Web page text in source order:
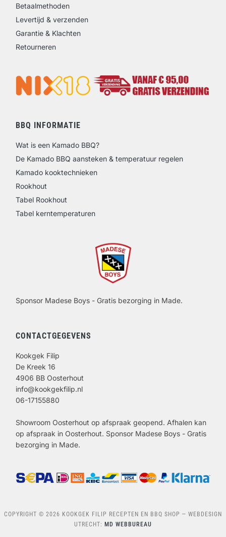
Betaalmethoden
Levertijd & verzenden
Garantie & Klachten
Retourneren
BBQ INFORMATIE
Wat is een Kamado BBQ?
De Kamado BBQ aansteken & temperatuur regelen
Kamado kooktechnieken
Rookhout
Tabel Rookhout
Tabel kerntemperaturen
Sponsor Madese Boys - Gratis bezorging in Made.
CONTACTGEGEVENS
Kookgek Filip
De Kreek 16
4906 BB Oosterhout
info@kookgekfilip.nl
06-17155880
Showroom Oosterhout op afspraak geopend. Afhalen kan
op afspraak in Oosterhout. Sponsor Madese Boys - Gratis
bezorging in Made.
COPYRIGHT © 2026 KOOKGEK FILIP RECEPTEN EN BBQ SHOP — WEBDESIGN
UTRECHT: MD WEBBUREAU